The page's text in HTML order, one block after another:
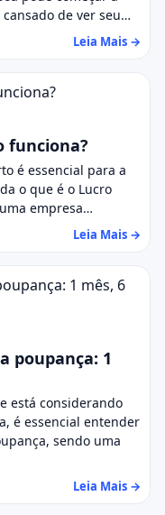
de ver seu…
Leia Mais →
funciona?
é essencial para a
o que é o Lucro
empresa…
Leia Mais →
poupança: 1
está considerando
é essencial entender
sendo uma
Leia Mais →